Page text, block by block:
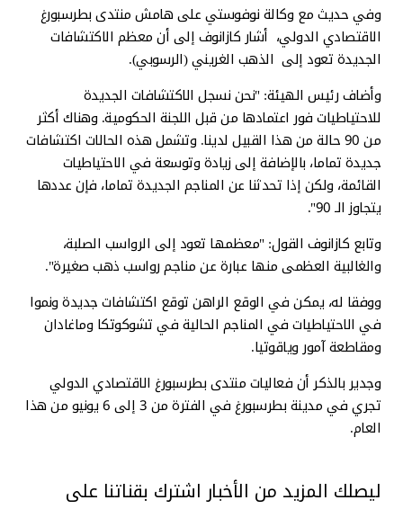
وفي حديث مع وكالة نوفوستي على هامش منتدى بطرسبورغ
الاقتصادي الدولي، أشار كازانوف إلى أن معظم الاكتشافات
الجديدة تعود إلى الذهب الغريني (الرسوبي).
وأضاف رئيس الهيئة: "نحن نسجل الاكتشافات الجديدة
للاحتياطيات فور اعتمادها من قبل اللجنة الحكومية. وهناك أكثر
من 90 حالة من هذا القبيل لدينا. وتشمل هذه الحالات اكتشافات
جديدة تماما، بالإضافة إلى زيادة وتوسعة في الاحتياطيات
القائمة، ولكن إذا تحدثنا عن المناجم الجديدة تماما، فإن عددها
يتجاوز الـ 90".
وتابع كازانوف القول: "معظمها تعود إلى الرواسب الصلبة،
والغالبية العظمى منها عبارة عن مناجم رواسب ذهب صغيرة".
ووفقا له، يمكن في الوقع الراهن توقع اكتشافات جديدة ونموا
في الاحتياطيات في المناجم الحالية في تشوكوتكا وماغادان
ومقاطعة آمور وياقوتيا.
وجدير بالذكر أن فعاليات منتدى بطرسبورغ الاقتصادي الدولي
تجري في مدينة بطرسبورغ في الفترة من 3 إلى 6 يونيو من هذا
العام.
ليصلك المزيد من الأخبار اشترك بقناتنا على